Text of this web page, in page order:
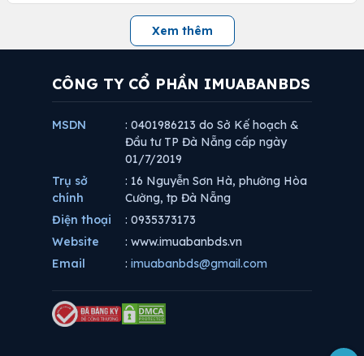
Xem thêm
CÔNG TY CỔ PHẦN IMUABANBDS
MSDN
: 0401986213 do Sở Kế hoạch &
Đầu tư TP Đà Nẵng cấp ngày
01/7/2019
Trụ sở
chính
: 16 Nguyễn Sơn Hà, phường Hòa
Cường, tp Đà Nẵng
Điện thoại
: 0935373173
Website
: www.imuabanbds.vn
Email
: imuabanbds@gmail.com